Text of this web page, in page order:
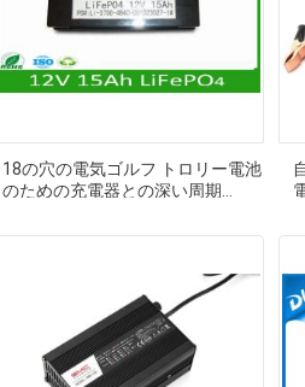
18の穴の電気ゴルフ トロリー電池
のための充電器との深い周期